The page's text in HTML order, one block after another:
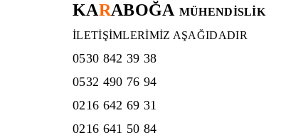
KARABOĞA MÜHENDİSLİK
İLETİŞİMLERİMİZ AŞAĞIDADIR
0530 842 39 38
0532 490 76 94
0216 642 69 31
0216 641 50 84